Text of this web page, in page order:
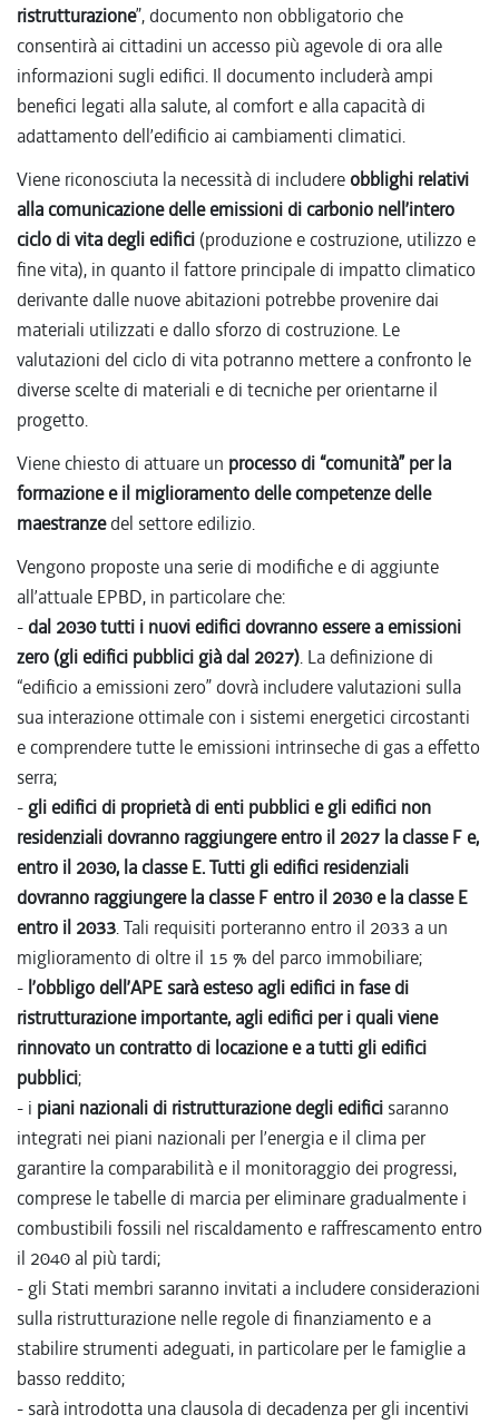
ristrutturazione”, documento non obbligatorio che
consentirà ai cittadini un accesso più agevole di ora alle
informazioni sugli edifici. Il documento includerà ampi
benefici legati alla salute, al comfort e alla capacità di
adattamento dell’edificio ai cambiamenti climatici.
Viene riconosciuta la necessità di includere obblighi relativi
alla comunicazione delle emissioni di carbonio nell’intero
ciclo di vita degli edifici (produzione e costruzione, utilizzo e
fine vita), in quanto il fattore principale di impatto climatico
derivante dalle nuove abitazioni potrebbe provenire dai
materiali utilizzati e dallo sforzo di costruzione. Le
valutazioni del ciclo di vita potranno mettere a confronto le
diverse scelte di materiali e di tecniche per orientarne il
progetto.
Viene chiesto di attuare un processo di “comunità” per la
formazione e il miglioramento delle competenze delle
maestranzedel settore edilizio.
Vengono proposte una serie di modifiche e di aggiunte
all’attuale EPBD, in particolare che:
- dal 2030 tutti i nuovi edifici dovranno essere a emissioni
zero (gli edifici pubblici già dal 2027). La definizione di
“edificio a emissioni zero” dovrà includere valutazioni sulla
sua interazione ottimale con i sistemi energetici circostanti
e comprendere tutte le emissioni intrinseche di gas a effetto
serra;
- gli edifici di proprietà di enti pubblici e gli edifici non
residenziali dovranno raggiungere entro il 2027 la classe F e,
entro il 2030, la classe E. Tutti gli edifici residenziali
dovranno raggiungere la classe F entro il 2030 e la classe E
entro il 2033. Tali requisiti porteranno entro il 2033 a un
miglioramento di oltre il 15 % del parco immobiliare;
- l’obbligo dell’APE sarà esteso agli edifici in fase di
ristrutturazione importante, agli edifici per i quali viene
rinnovato un contratto di locazione e a tutti gli edifici
pubblici;
- i piani nazionali di ristrutturazione degli edifici saranno
integrati nei piani nazionali per l’energia e il clima per
garantire la comparabilità e il monitoraggio dei progressi,
comprese le tabelle di marcia per eliminare gradualmente i
combustibili fossili nel riscaldamento e raffrescamento entro
il 2040 al più tardi;
- gli Stati membri saranno invitati a includere considerazioni
sulla ristrutturazione nelle regole di finanziamento e a
stabilire strumenti adeguati, in particolare per le famiglie a
basso reddito;
- sarà introdotta una clausola di decadenza per gli incentivi